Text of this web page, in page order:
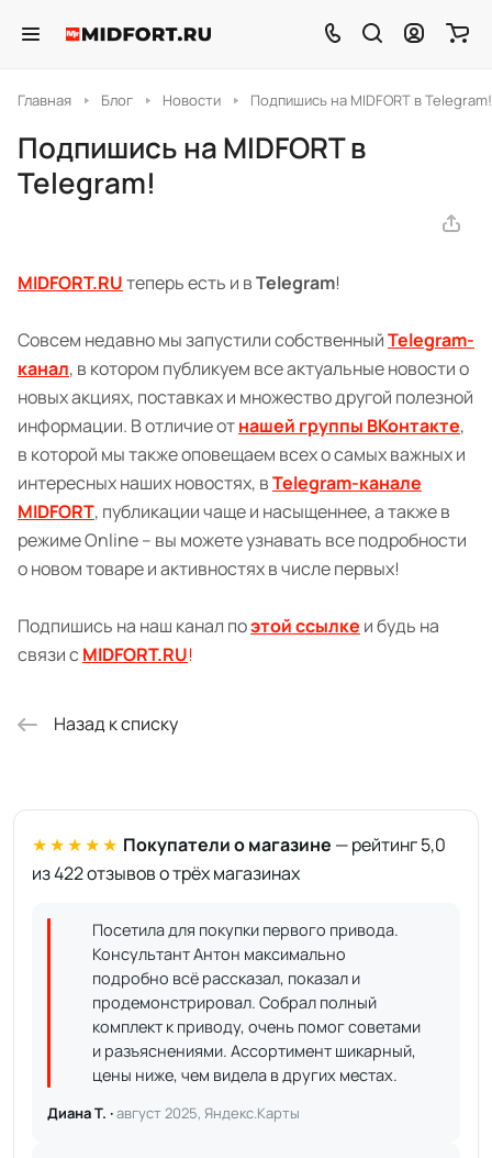
Главная Блог Новости Подпишись на MIDFORT в Telegram!
Подпишись на MIDFORT в
Telegram!
MIDFORT.RUтеперь есть и вTelegram!
Совсем недавно мы запустили собственныйTelegram-
канал, в котором публикуем все актуальные новости о
новых акциях, поставках и множество другой полезной
информации. В отличие отнашей группы ВКонтакте,
в которой мы также оповещаем всех о самых важных и
интересных наших новостях, вTelegram-канале
MIDFORT, публикации чаще и насыщеннее, а также в
режиме Online – вы можете узнавать все подробности
о новом товаре и активностях в числе первых!
Подпишись на наш канал поэтой ссылке и будь на
связи с MIDFORT.RU!
Назад к списку
★★★★★ Покупатели о магазине — рейтинг 5,0
из 422 отзывов о трёх магазинах
Посетила для покупки первого привода.
Консультант Антон максимально
подробно всё рассказал, показал и
продемонстрировал. Собрал полный
комплект к приводу, очень помог советами
и разъяснениями. Ассортимент шикарный,
цены ниже, чем видела в других местах.
Диана Т. ·август 2025, Яндекс.Карты